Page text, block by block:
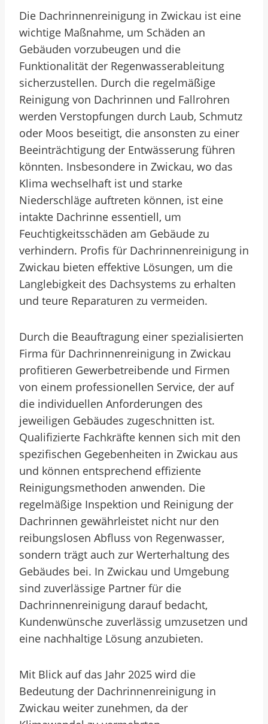
Die Dachrinnenreinigung in Zwickau ist eine
wichtige Maßnahme, um Schäden an
Gebäuden vorzubeugen und die
Funktionalität der Regenwasserableitung
sicherzustellen. Durch die regelmäßige
Reinigung von Dachrinnen und Fallrohren
werden Verstopfungen durch Laub, Schmutz
oder Moos beseitigt, die ansonsten zu einer
Beeinträchtigung der Entwässerung führen
könnten. Insbesondere in Zwickau, wo das
Klima wechselhaft ist und starke
Niederschläge auftreten können, ist eine
intakte Dachrinne essentiell, um
Feuchtigkeitsschäden am Gebäude zu
verhindern. Profis für Dachrinnenreinigung in
Zwickau bieten effektive Lösungen, um die
Langlebigkeit des Dachsystems zu erhalten
und teure Reparaturen zu vermeiden.
Durch die Beauftragung einer spezialisierten
Firma für Dachrinnenreinigung in Zwickau
profitieren Gewerbetreibende und Firmen
von einem professionellen Service, der auf
die individuellen Anforderungen des
jeweiligen Gebäudes zugeschnitten ist.
Qualifizierte Fachkräfte kennen sich mit den
spezifischen Gegebenheiten in Zwickau aus
und können entsprechend effiziente
Reinigungsmethoden anwenden. Die
regelmäßige Inspektion und Reinigung der
Dachrinnen gewährleistet nicht nur den
reibungslosen Abfluss von Regenwasser,
sondern trägt auch zur Werterhaltung des
Gebäudes bei. In Zwickau und Umgebung
sind zuverlässige Partner für die
Dachrinnenreinigung darauf bedacht,
Kundenwünsche zuverlässig umzusetzen und
eine nachhaltige Lösung anzubieten.
Mit Blick auf das Jahr 2025 wird die
Bedeutung der Dachrinnenreinigung in
Zwickau weiter zunehmen, da der